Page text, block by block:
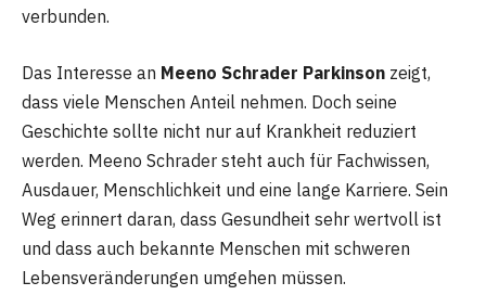
verbunden.
Das Interesse an Meeno Schrader Parkinson zeigt,
dass viele Menschen Anteil nehmen. Doch seine
Geschichte sollte nicht nur auf Krankheit reduziert
werden. Meeno Schrader steht auch für Fachwissen,
Ausdauer, Menschlichkeit und eine lange Karriere. Sein
Weg erinnert daran, dass Gesundheit sehr wertvoll ist
und dass auch bekannte Menschen mit schweren
Lebensveränderungen umgehen müssen.